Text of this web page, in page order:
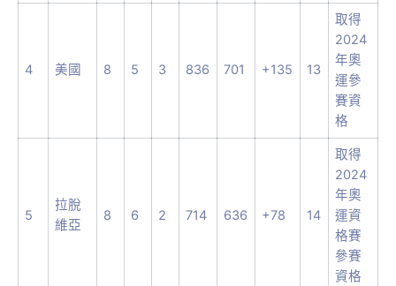
4 美國 8 5 3 836 701 +135 13
取得
2024
年奧
運參
賽資
格
5
拉脫
維亞
8 6 2 714 636 +78 14
取得
2024
年奧
運資
格賽
參賽
資格